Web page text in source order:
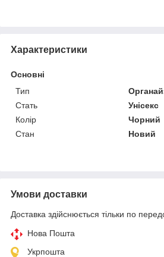
Характеристики
Основні
Тип
Стать
Унісекс
Колір
Чорний
Стан
Новий
Умови доставки
Доставка здійснюється тільки по
Нова Пошта
Укрпошта